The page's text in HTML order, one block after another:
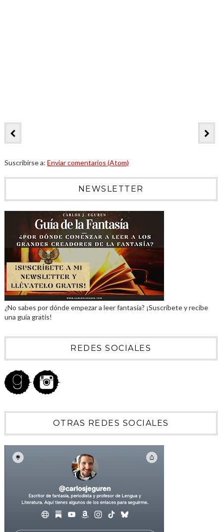
Suscribirse a: Enviar comentarios (Atom)
NEWSLETTER
¿No sabes por dónde empezar a leer fantasía? ¡Suscríbete y recibe
una guía gratis!
REDES SOCIALES
OTRAS REDES SOCIALES